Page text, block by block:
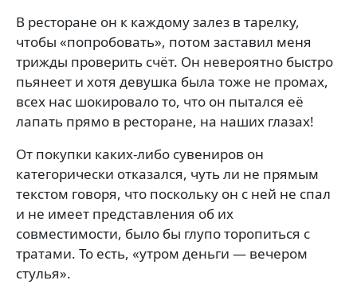
В ресторане он к каждому залез в тарелку,
чтобы «попробовать», потом заставил меня
трижды проверить счёт. Он невероятно быстро
пьянеет и хотя девушка была тоже не промах,
всех нас шокировало то, что он пытался её
лапать прямо в ресторане, на наших глазах!
От покупки каких-либо сувениров он
категорически отказался, чуть ли не прямым
текстом говоря, что поскольку он с ней не спал
и не имеет представления об их
совместимости, было бы глупо торопиться с
тратами. То есть, «утром деньги — вечером
стулья».